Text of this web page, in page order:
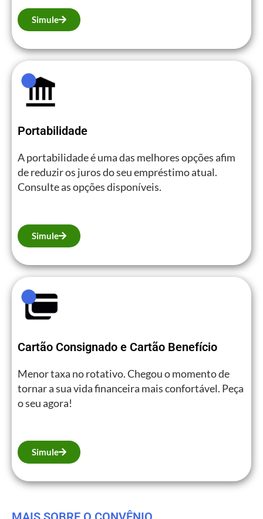
Simule
Portabilidade
A portabilidade é uma das melhores opções afim
de reduzir os juros do seu empréstimo atual.
Consulte as opções disponíveis.
Simule
Cartão Consignado e Cartão Benefício
Menor taxa no rotativo. Chegou o momento de
tornar a sua vida financeira mais confortável. Peça
o seu agora!
Simule